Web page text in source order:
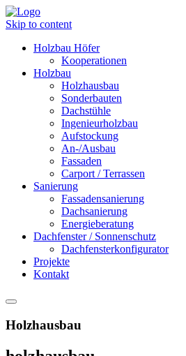
Skip to content
Holzbau Höfer
Kooperationen
Holzbau
Holzhausbau
Sonderbauten
Dachstühle
Ingenieurholzbau
Aufstockung
An-/Ausbau
Fassaden
Carport / Terrassen
Sanierung
Fassadensanierung
Dachsanierung
Energieberatung
Dachfenster / Sonnenschutz
Dachfensterkonfigurator
Projekte
Kontakt
Holzhausbau